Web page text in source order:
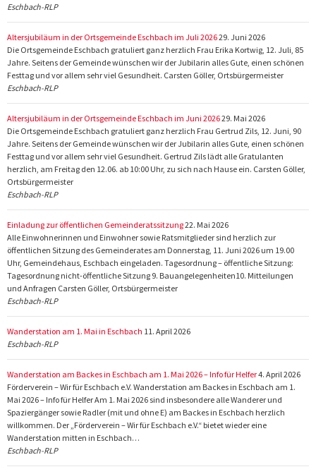
Eschbach-RLP
Altersjubiläum in der Ortsgemeinde Eschbach im Juli 202629. Juni 2026
Die Ortsgemeinde Eschbach gratuliert ganz herzlich Frau Erika Kortwig, 12. Juli, 85
Jahre. Seitens der Gemeinde wünschen wir der Jubilarin alles Gute, einen schönen
Festtag und vor allem sehr viel Gesundheit. Carsten Göller, Ortsbürgermeister
Eschbach-RLP
Altersjubiläum in der Ortsgemeinde Eschbach im Juni 202629. Mai 2026
Die Ortsgemeinde Eschbach gratuliert ganz herzlich Frau Gertrud Zils, 12. Juni, 90
Jahre. Seitens der Gemeinde wünschen wir der Jubilarin alles Gute, einen schönen
Festtag und vor allem sehr viel Gesundheit. Gertrud Zils lädt alle Gratulanten
herzlich, am Freitag den 12.06. ab 10:00 Uhr, zu sich nach Hause ein. Carsten Göller,
Ortsbürgermeister
Eschbach-RLP
Einladung zur öffentlichen Gemeinderatssitzung22. Mai 2026
Alle Einwohnerinnen und Einwohner sowie Ratsmitglieder sind herzlich zur
öffentlichen Sitzung des Gemeinderates am Donnerstag, 11. Juni 2026 um 19.00
Uhr, Gemeindehaus, Eschbach eingeladen. Tagesordnung – öffentliche Sitzung:
Tagesordnung nicht-öffentliche Sitzung 9. Bauangelegenheiten10. Mitteilungen
und Anfragen Carsten Göller, Ortsbürgermeister
Eschbach-RLP
Wanderstation am 1. Mai in Eschbach 11. April 2026
Eschbach-RLP
Wanderstation am Backes in Eschbach am 1. Mai 2026 – Info für Helfer4. April 2026
Förderverein – Wir für Eschbach e.V. Wanderstation am Backes in Eschbach am 1.
Mai 2026 – Info für Helfer Am 1. Mai 2026 sind insbesondere alle Wanderer und
Spaziergänger sowie Radler (mit und ohne E) am Backes in Eschbach herzlich
willkommen. Der „Förderverein – Wir für Eschbach e.V.“ bietet wieder eine
Wanderstation mitten in Eschbach…
Eschbach-RLP